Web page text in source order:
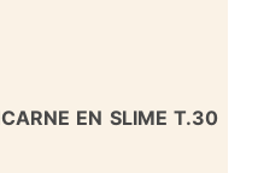
EN SLIME T.30